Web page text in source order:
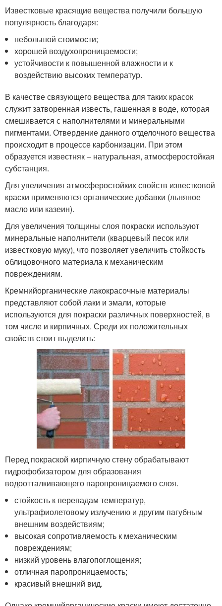
Известковые красящие вещества получили большую
популярность благодаря:
небольшой стоимости;
хорошей воздухопроницаемости;
устойчивости к повышенной влажности и к
воздействию высоких температур.
В качестве связующего вещества для таких красок
служит затворенная известь, гашенная в воде, которая
смешивается с наполнителями и минеральными
пигментами. Отвердение данного отделочного вещества
происходит в процессе карбонизации. При этом
образуется известняк – натуральная, атмосферостойкая
субстанция.
Для увеличения атмосферостойких свойств известковой
краски применяются органические добавки (льняное
масло или казеин).
Для увеличения толщины слоя покраски используют
минеральные наполнители (кварцевый песок или
известковую муку), что позволяет увеличить стойкость
облицовочного материала к механическим
повреждениям.
Кремнийорганические лакокрасочные материалы
представляют собой лаки и эмали, которые
используются для покраски различных поверхностей, в
том числе и кирпичных. Среди их положительных
свойств стоит выделить:
Перед покраской кирпичную стену обрабатывают
гидрофобизатором для образования
водоотталкивающего паропроницаемого слоя.
стойкость к перепадам температур,
ультрафиолетовому излучению и другим пагубным
внешним воздействиям;
высокая сопротивляемость к механическим
повреждениям;
низкий уровень влагопоглощения;
отличная паропроницаемость;
красивый внешний вид.